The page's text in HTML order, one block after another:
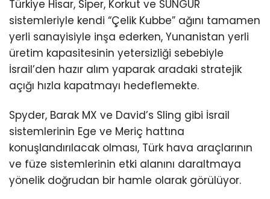
Türkiye Hisar, Siper, Korkut ve SUNGUR
sistemleriyle kendi “Çelik Kubbe” ağını tamamen
yerli sanayisiyle inşa ederken, Yunanistan yerli
üretim kapasitesinin yetersizliği sebebiyle
İsrail’den hazır alım yaparak aradaki stratejik
açığı hızla kapatmayı hedeflemekte.
Spyder, Barak MX ve David’s Sling gibi İsrail
sistemlerinin Ege ve Meriç hattına
konuşlandırılacak olması, Türk hava araçlarının
ve füze sistemlerinin etki alanını daraltmaya
yönelik doğrudan bir hamle olarak görülüyor.